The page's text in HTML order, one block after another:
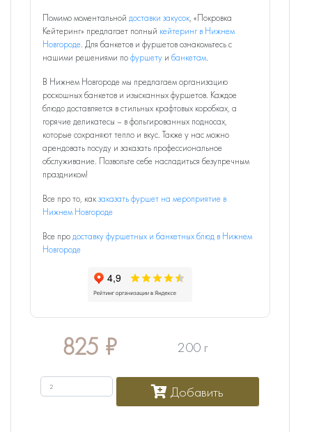
Помимо моментальнойдоставки закусок, «Покровка
Кейтеринг» предлагает полный кейтеринг в Нижнем
Новгороде. Для банкетов и фуршетов ознакомьтесь с
нашими решениями пофуршету ибанкетам.
В Нижнем Новгороде мы предлагаем организацию
роскошных банкетов и изысканных фуршетов. Каждое
блюдо доставляется в стильных крафтовых коробках, а
горячие деликатесы – в фольгированных подносах,
которые сохраняют тепло и вкус. Также у нас можно
арендовать посуду и заказать профессиональное
обслуживание. Позвольте себе насладиться безупречным
праздником!
Все про то, какзаказать фуршет на мероприятие в
Нижнем Новгороде
Все продоставку фуршетных и банкетных блюд в Нижнем
Новгороде
825 ₽ 200 г
Добавить